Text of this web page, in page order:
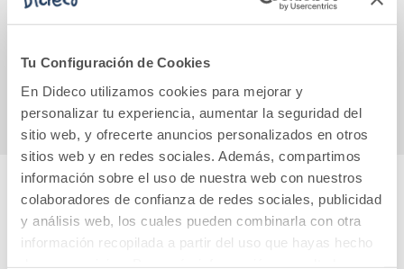
Tu Configuración de Cookies
En Dideco utilizamos cookies para mejorar y
personalizar tu experiencia, aumentar la seguridad del
sitio web, y ofrecerte anuncios personalizados en otros
sitios web y en redes sociales. Además, compartimos
información sobre el uso de nuestra web con nuestros
colaboradores de confianza de redes sociales, publicidad
y análisis web, los cuales pueden combinarla con otra
información recopilada a partir del uso que hayas hecho
Comprar
Comprar
Cuéntanos tu opinión